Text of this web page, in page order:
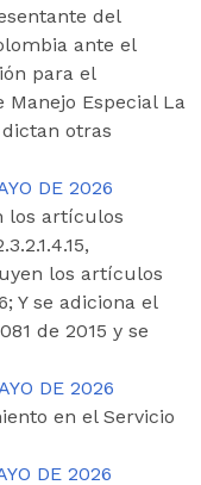
del
ante el
para el
Manejo Especial La
dictan otras
DE 2026
los artículos
los artículos
Y se adiciona el
de 2015 y se
DE 2026
en el Servicio
DE 2026